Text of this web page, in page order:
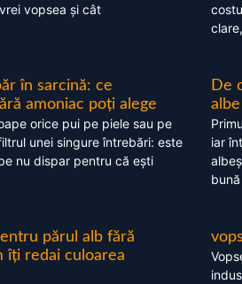
vopsea și cât
clare,
în sarcină: ce
amoniac poți alege
orice pui pe piele sau pe
unei singure întrebări: este
nu dispar pentru că ești
De
iar
părul alb fără
îți redai culoarea